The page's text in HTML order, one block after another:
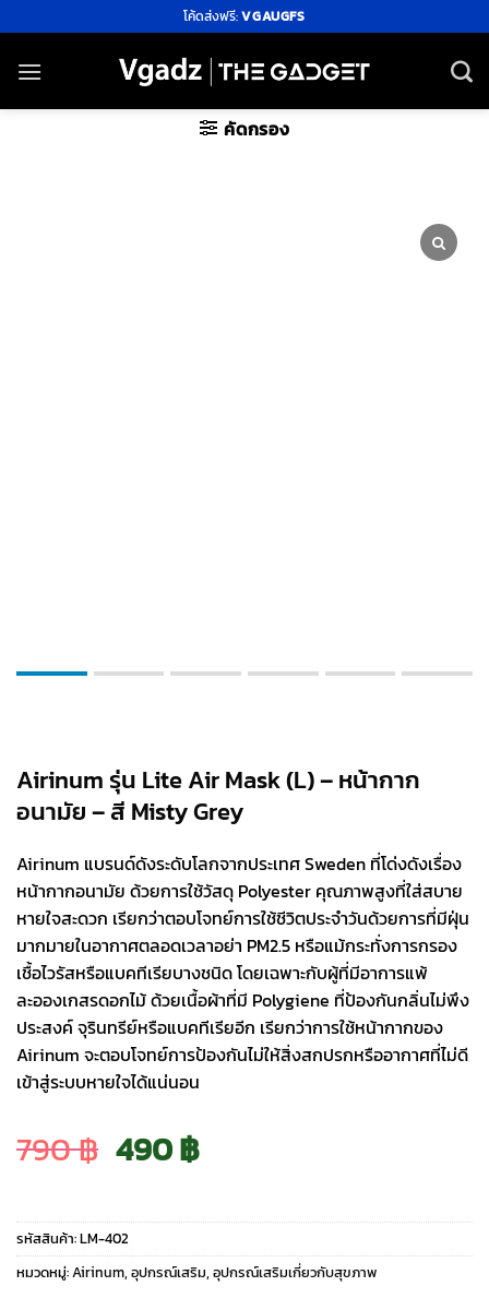
ไป
ยัง
โค้ดส่งฟรี:VGAUGFS
คัดกรอง
Airinum รุ่น Lite Air Mask (L) – หน้ากาก
อนามัย – สี Misty Grey
Airinum แบรนด์ดังระดับโลกจากประเทศ Sweden ที่โด่งดังเรื่อง
หน้ากากอนามัย ด้วยการใช้วัสดุ Polyester คุณภาพสูงที่ใส่สบาย
หายใจสะดวก เรียกว่าตอบโจทย์การใช้ชีวิตประจำวันด้วยการที่มีฝุ่น
มากมายในอากาศตลอดเวลาอย่า PM2.5 หรือแม้กระทั่งการกรอง
เชื้อไวรัสหรือแบคทีเรียบางชนิด โดยเฉพาะกับผู้ที่มีอาการแพ้
ละอองเกสรดอกไม้ ด้วยเนื้อผ้าที่มี Polygiene ที่ป้องกันกลิ่นไม่พึง
ประสงค์ จุรินทรีย์หรือแบคทีเรียอีก เรียกว่าการใช้หน้ากากของ
Airinum จะตอบโจทย์การป้องกันไม่ให้สิ่งสกปรกหรืออากาศที่ไม่ดี
เข้าสู่ระบบหายใจได้แน่นอน
790฿ Original
price
was:
490฿Current
price
is:
รหัสสินค้า:LM-402
หมวดหมู่:Airinum, อุปกรณ์เสริม, อุปกรณ์เสริมเกี่ยวกับสุขภาพ